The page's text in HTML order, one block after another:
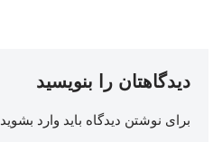
دیدگاهتان را بنویسید
برای نوشتن دیدگاه باید وارد بشوید